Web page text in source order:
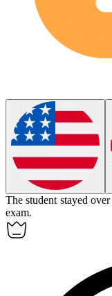
The student stayed over
exam.